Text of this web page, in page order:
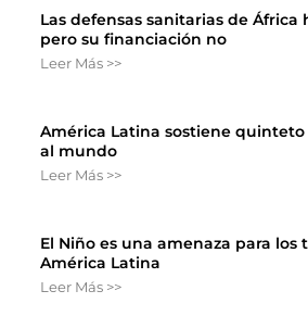
Las defensas sanitarias de África
pero su financiación no
Leer Más >>
América Latina sostiene
al mundo
Leer Más >>
El Niño es una amenaza para los
América Latina
Leer Más >>